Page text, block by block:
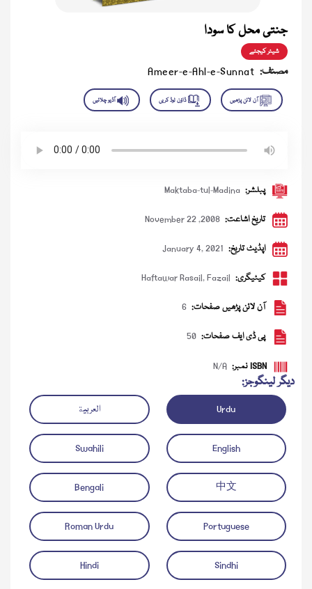
جنتی محل کا سودا
شیئر کیجئے
مصنف: Ameer-e-Ahl-e-Sunnat
ڈاؤن لوڈ کریں آڈیو چلائیں
پبلشر: Maktaba-tul-Madina
تاریخ اشاعت: November 22 ,2008
اپڈیٹ تاریخ: January 4, 2021
کیٹیگری: Fazail
,
Haftawar Rasail
آن لائن پڑھیں صفحات: 6
پی ڈی ایف صفحات: 50
ISBN نمبر: N/A
دیگر لینگوجز:
Urdu العربية
English
Swahili
中文
Bengali
Portuguese
Roman Urdu
Sindhi
Hindi